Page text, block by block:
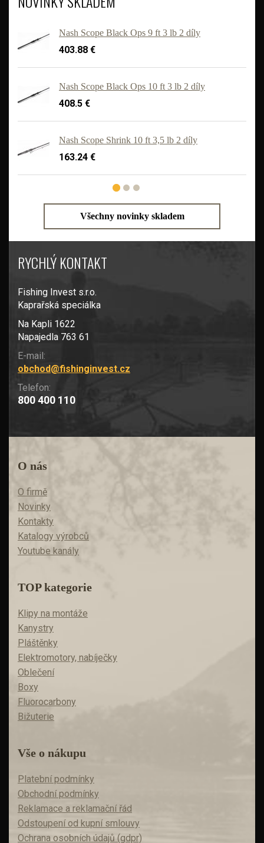
Nash Scope Black Ops 9 ft 3 lb 2 díly
403.88 €
Nash Scope Black Ops 10 ft 3 lb 2 díly
408.5 €
Nash Scope Shrink 10 ft 3,5 lb 2 díly
163.24 €
Všechny novinky skladem
RYCHLÝ KONTAKT
Fishing Invest s.r.o.
Kaprařská speciálka
Na Kapli 1622
Napajedla 763 61
E-mail:
obchod@fishinginvest.cz
Telefon:
800 400 110
O nás
O firmě
Novinky
Kontakty
Katalogy výrobců
Youtube kanály
TOP kategorie
Klipy na montáže
Kanystry
Pláštěnky
Elektromotory, nabíječky
Oblečení
Boxy
Fluorocarbony
Bižuterie
Vše o nákupu
Platební podmínky
Obchodní podmínky
Reklamace a reklamační řád
Odstoupení od kupní smlouvy
Ochrana osobních údajů (gdpr)